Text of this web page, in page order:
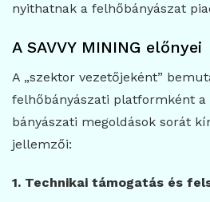
nyithatnak a felhőbányászat
A SAVVY MINING előnyei
A „szektor vezetőjeként”
felhőbányászati platformként a
bányászati megoldások sorát
jellemzői:
1. Technikai támogatás és